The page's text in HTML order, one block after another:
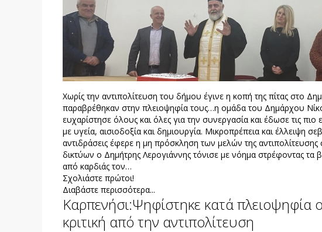
Χωρίς την αντιπολίτευση του δήμου έγινε η κοπή της πίτας στο
παραβρέθηκαν στην πλειοψηφία τους…η ομάδα του Δημάρχου
ευχαρίστησε όλους και όλες για την συνεργασία και έδωσε τις πιο
με υγεία, αισιοδοξία και δημιουργία. Μικροπρέπεια και έλλειψη
αντιδράσεις έφερε η μη πρόσκληση των μελών της
δικτύων ο Δημήτρης Λερογιάννης τόνισε με νόημα στρέφοντας τα
από καρδιάς τον…
Σχολιάστε πρώτοι!
Διαβάστε περισσότερα...
Καρπενήσι:Ψηφίστηκε κατά πλειοψηφία
κριτική από την αντιπολίτευση